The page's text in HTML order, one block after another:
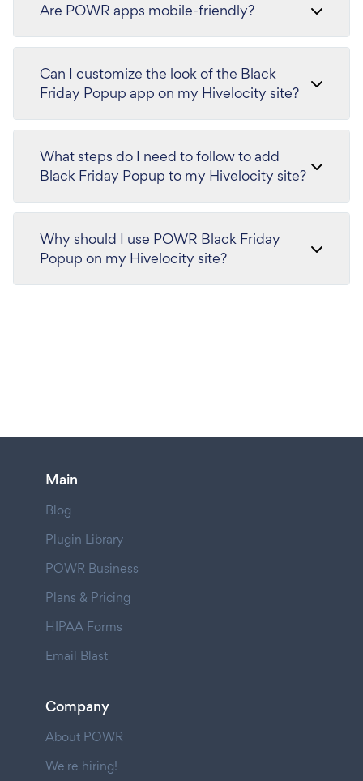
Are POWR apps mobile-friendly?
Can I customize the look of the Black
Friday Popup app on my Hivelocity site?
What steps do I need to follow to add
Black Friday Popup to my Hivelocity site?
Why should I use POWR Black Friday
Popup on my Hivelocity site?
Main
Blog
Plugin Library
POWR Business
Plans & Pricing
HIPAA Forms
Email Blast
Company
About POWR
We're hiring!